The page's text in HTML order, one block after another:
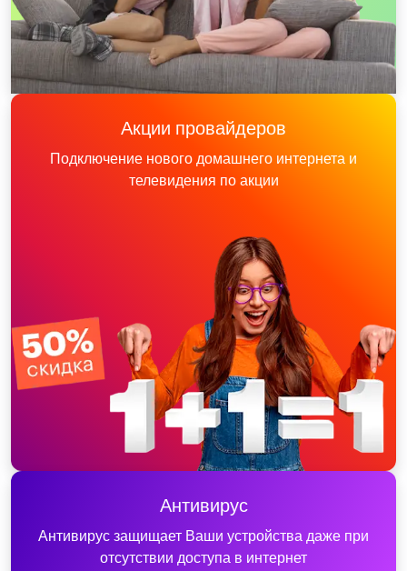
Акции провайдеров
Подключение нового домашнего интернета и
телевидения по акции
Антивирус
Антивирус защищает Ваши устройства даже при
отсутствии доступа в интернет